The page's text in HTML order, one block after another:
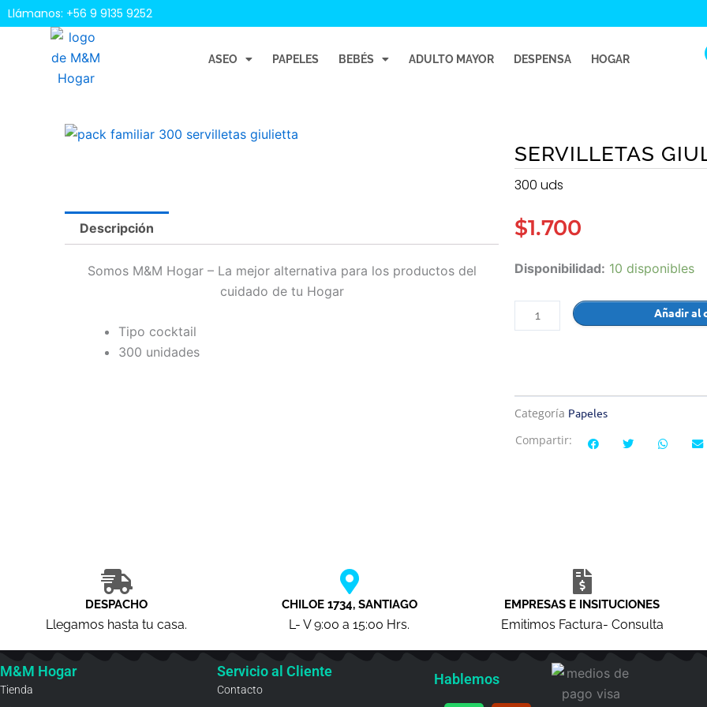
al
contenido
Llámanos: +56 9 9135 9252
ASEO PAPELES BEBÉS ADULTO MAYOR DESPENSA HOGAR
Descripción
Somos M&M Hogar – La mejor alternativa para los productos del
cuidado de tu Hogar
Tipo cocktail
300 unidades
SERVILLETAS
300 uds
$1.700
Disponibilidad: 10 disponibles
Servilletas
unidades
Añadir al
Categoría Papeles
Compartir:
DESPACHO
Llegamos hasta tu casa.
CHILOE 1734, SANTIAGO
L- V 9:00 a 15:00 Hrs.
EMPRESAS E INSITUCIONES
Emitimos Factura- Consulta
M&M Hogar
Tienda
Servicio al Cliente
Contacto
Hablemos